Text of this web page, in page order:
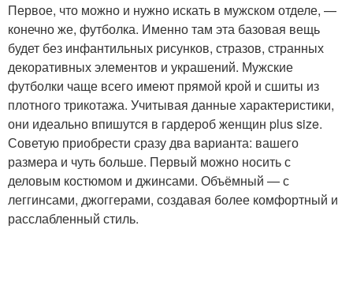
Первое, что можно и нужно искать в мужском отделе, —
конечно же, футболка. Именно там эта базовая вещь
будет без инфантильных рисунков, стразов, странных
декоративных элементов и украшений. Мужские
футболки чаще всего имеют прямой крой и сшиты из
плотного трикотажа. Учитывая данные характеристики,
они идеально впишутся в гардероб женщин plus size.
Советую приобрести сразу два варианта: вашего
размера и чуть больше. Первый можно носить с
деловым костюмом и джинсами. Объёмный — с
леггинсами, джоггерами, создавая более комфортный и
расслабленный стиль.